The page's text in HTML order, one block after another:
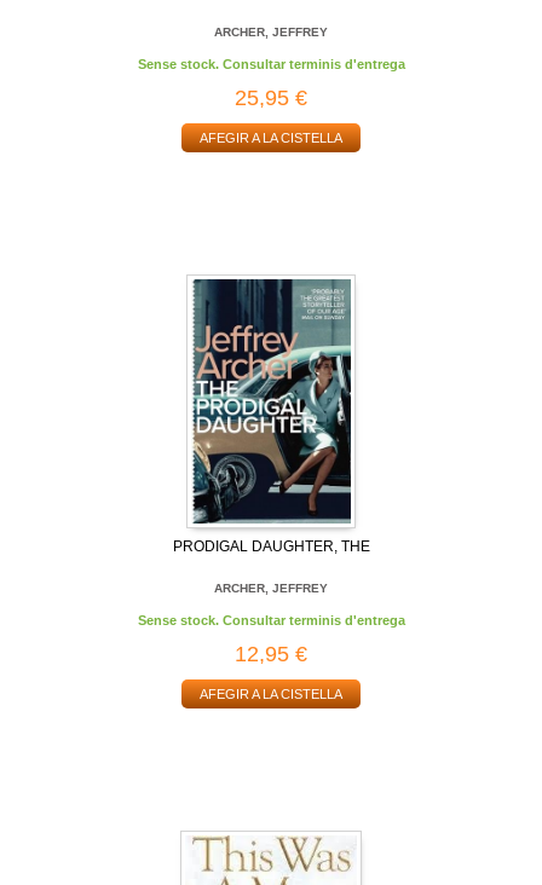
ARCHER, JEFFREY
Sense stock. Consultar terminis d'entrega
25,95 €
AFEGIR A LA CISTELLA
PRODIGAL DAUGHTER, THE
ARCHER, JEFFREY
Sense stock. Consultar terminis d'entrega
12,95 €
AFEGIR A LA CISTELLA